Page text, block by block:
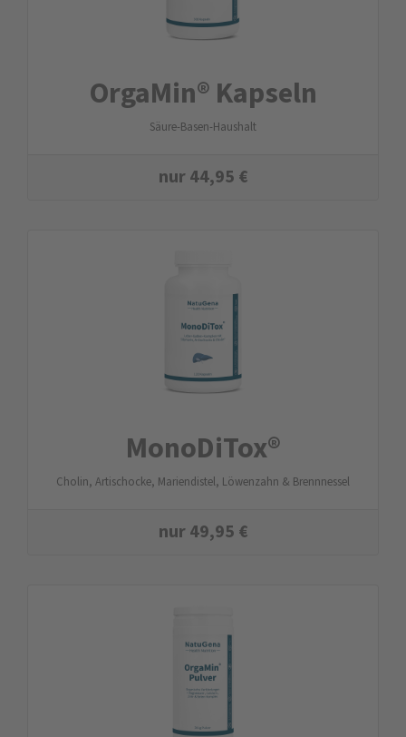
OrgaMin® Kapseln
Säure-Basen-Haushalt
nur44,95 €
MonoDiTox®
Cholin, Artischocke, Mariendistel, Löwenzahn & Brennnessel
nur49,95 €